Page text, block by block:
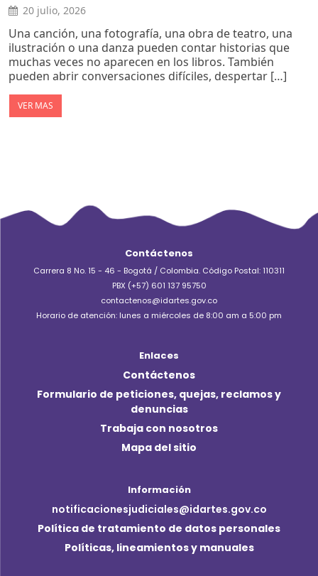
20 julio, 2026
Una canción, una fotografía, una obra de teatro, una
ilustración o una danza pueden contar historias que
muchas veces no aparecen en los libros. También
pueden abrir conversaciones difíciles, despertar […]
VER MAS
Contáctenos
Carrera 8 No. 15 - 46 - Bogotá / Colombia. Código Postal: 110311
PBX (+57) 601 137 95750
contactenos@idartes.gov.co
Horario de atención: lunes a miércoles de 8:00 am a 5:00 pm
Enlaces
Contáctenos
Formulario de peticiones, quejas, reclamos y
denuncias
Trabaja con nosotros
Mapa del sitio
Información
notificacionesjudiciales@idartes.gov.co
Política de tratamiento de datos personales
Políticas, lineamientos y manuales